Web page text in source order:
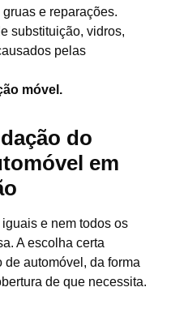
gruas e reparações.
substituição, vidros,
pelas
móvel.
do
em
e nem todos os
A escolha certa
automóvel, da forma
de que necessita.